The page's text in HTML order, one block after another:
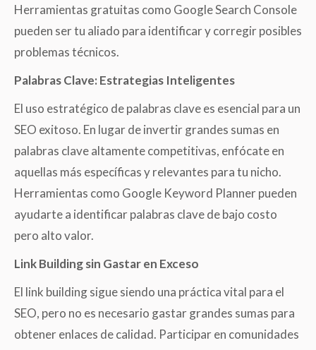
Herramientas gratuitas como Google Search Console
pueden ser tu aliado para identificar y corregir posibles
problemas técnicos.
Palabras Clave: Estrategias Inteligentes
El uso estratégico de palabras clave es esencial para un
SEO exitoso. En lugar de invertir grandes sumas en
palabras clave altamente competitivas, enfócate en
aquellas más específicas y relevantes para tu nicho.
Herramientas como Google Keyword Planner pueden
ayudarte a identificar palabras clave de bajo costo
pero alto valor.
Link Building sin Gastar en Exceso
El link building sigue siendo una práctica vital para el
SEO, pero no es necesario gastar grandes sumas para
obtener enlaces de calidad. Participar en comunidades